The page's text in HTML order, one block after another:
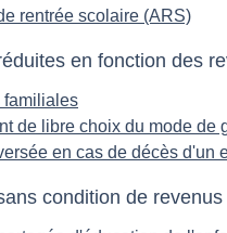
rentrée scolaire (ARS)
en fonction des
familiales
de libre choix du mode de
en cas de décès d'un
condition de revenus